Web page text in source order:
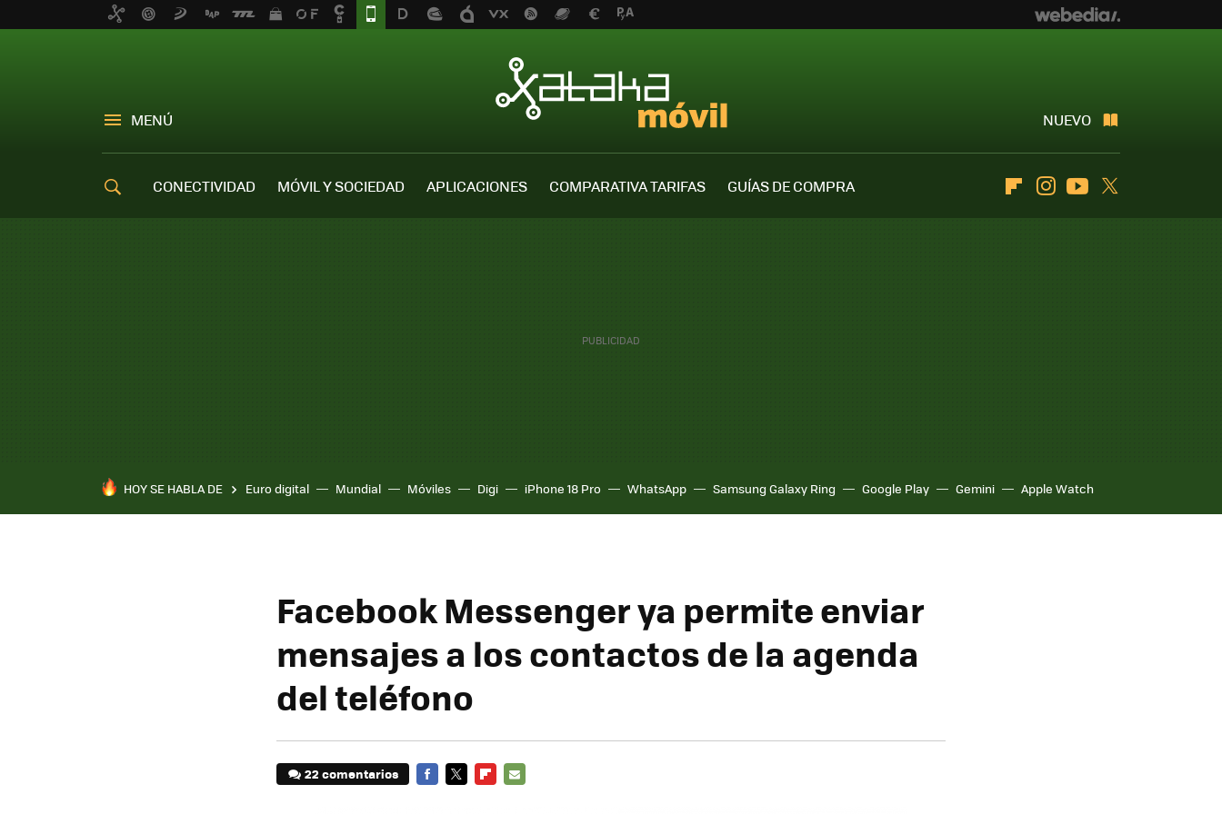
MENÚ NUEVO
CONECTIVIDAD MÓVIL Y SOCIEDAD APLICACIONES COMPARATIVA TARIFAS
GUÍAS DE COMPRA
FlipboardInstagramYoutube
HOY SE HABLA DE Euro digital Mundial Móviles Digi iPhone 18 Pro WhatsApp Samsung Galaxy Ring Google Play Gemini Apple Watch
Facebook Messenger ya permite enviar
mensajes a los contactos de la agenda
del teléfono
22 comentarios